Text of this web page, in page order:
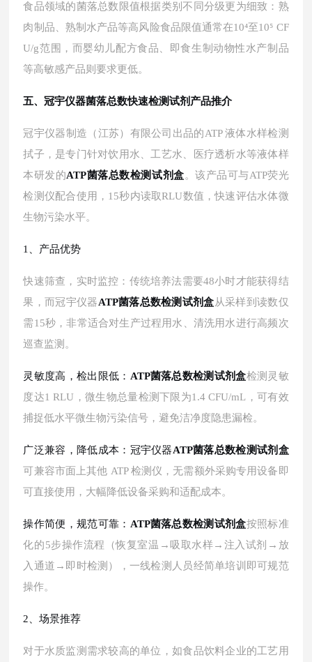
食品领域的菌落总数限值根据类别不同分级更为细致：熟
肉制品、熟制水产品等高风险食品限值通常在10⁴至10⁵ CF
U/g范围，而婴幼儿配方食品、即食生制动物性水产制品
等高敏感产品则要求更低。
五、冠宇仪器菌落总数快速检测试剂产品推介
冠宇仪器制造（江苏）有限公司出品的ATP 液体水样检测
拭子，是专门针对饮用水、工艺水、医疗透析水等液体样
本研发的ATP菌落总数检测试剂盒。该产品可与ATP荧光
检测仪配合使用，15秒内读取RLU数值，快速评估水体微
生物污染水平。
1、产品优势
快速筛查，实时监控：传统培养法需要48小时才能获得结
果，而冠宇仪器ATP菌落总数检测试剂盒从采样到读数仅
需15秒，非常适合对生产过程用水、清洗用水进行高频次
巡查监测。
灵敏度高，检出限低： ATP菌落总数检测试剂盒检测灵敏
度达1 RLU，微生物总量检测下限为1.4 CFU/mL，可有效
捕捉低水平微生物污染信号，避免洁净度隐患漏检。
广泛兼容，降低成本：冠宇仪器ATP菌落总数检测试剂盒
可兼容市面上其他 ATP 检测仪，无需额外采购专用设备即
可直接使用，大幅降低设备采购和适配成本。
操作简便，规范可靠： ATP菌落总数检测试剂盒按照标准
化的5步操作流程（恢复室温→吸取水样→注入试剂→放
入通道→即时检测），一线检测人员经简单培训即可规范
操作。
2、场景推荐
对于水质监测需求较高的单位，如食品饮料企业的工艺用